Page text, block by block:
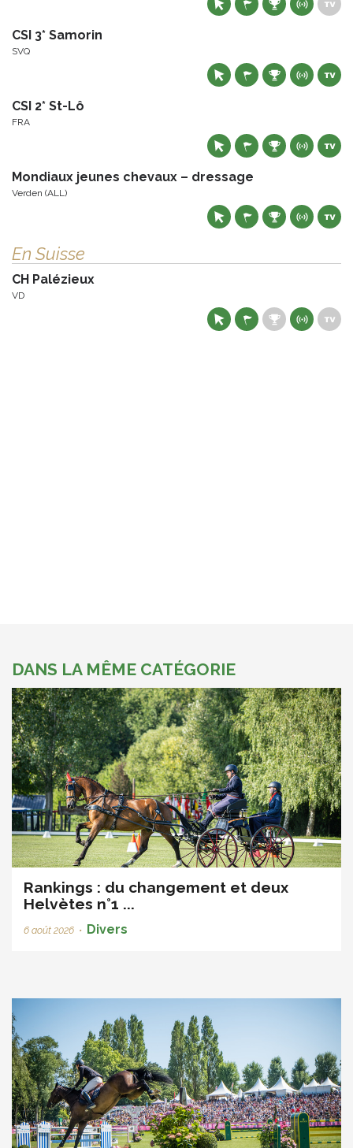
CSI 3* Samorin
SVQ
CSI 2* St-Lô
FRA
Mondiaux jeunes chevaux – dressage
Verden (ALL)
En Suisse
CH Palézieux
VD
DANS LA MÊME CATÉGORIE
Rankings : du changement et deux
Helvètes n°1 ...
6 août 2026 • Divers